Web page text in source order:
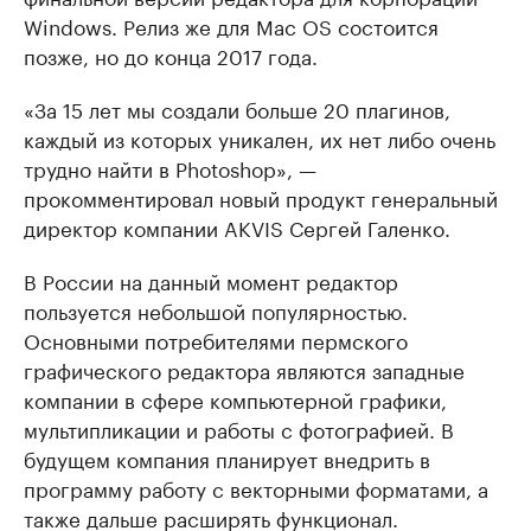
Windows. Релиз же для Mac OS состоится
позже, но до конца 2017 года.
«За 15 лет мы создали больше 20 плагинов,
каждый из которых уникален, их нет либо очень
трудно найти в Photoshop», —
прокомментировал новый продукт генеральный
директор компании AKVIS Сергей Галенко.
В России на данный момент редактор
пользуется небольшой популярностью.
Основными потребителями пермского
графического редактора являются западные
компании в сфере компьютерной графики,
мультипликации и работы с фотографией. В
будущем компания планирует внедрить в
программу работу с векторными форматами, а
также дальше расширять функционал.